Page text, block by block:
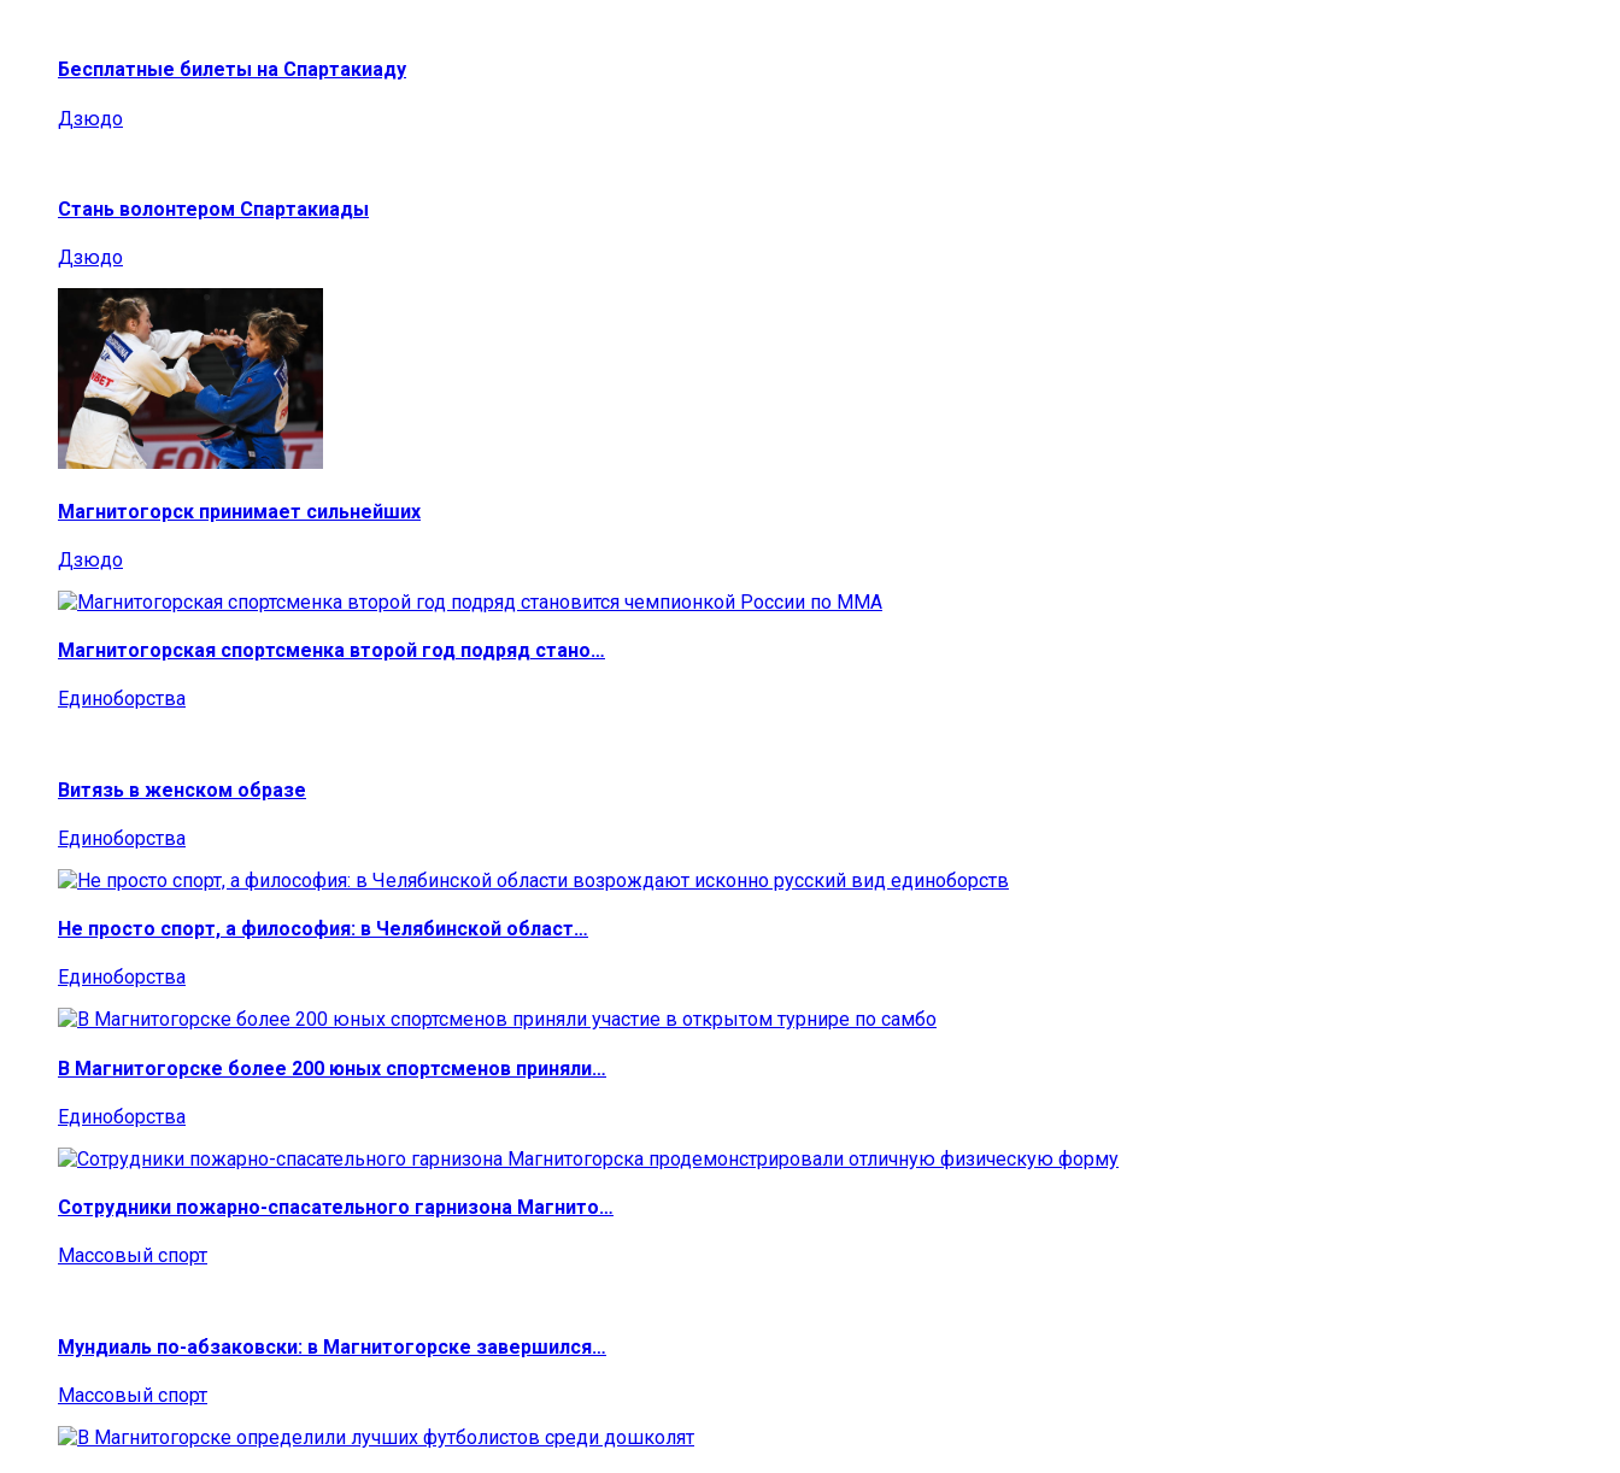
Бесплатные билеты на Спартакиаду
Дзюдо
Стань волонтером Спартакиады
Дзюдо
Магнитогорск принимает сильнейших
Дзюдо
Магнитогорская спортсменка второй год подряд стано…
Единоборства
Витязь в женском образе
Единоборства
Не просто спорт, а философия: в Челябинской област…
Единоборства
В Магнитогорске более 200 юных спортсменов приняли…
Единоборства
Сотрудники пожарно-спасательного гарнизона Магнито…
Массовый спорт
Мундиаль по-абзаковски: в Магнитогорске завершился…
Массовый спорт